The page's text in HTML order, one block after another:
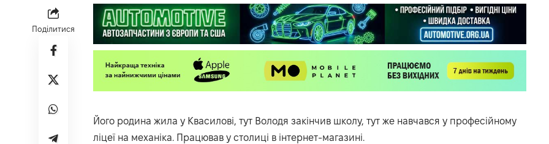
Поділитися
Його родина жила у Квасилові, тут Володя закінчив школу, тут же навчався у професійному
ліцеї на механіка. Працював у столиці в інтернет-магазині.